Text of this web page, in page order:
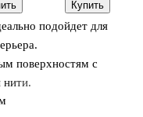
подойдет для
поверхностям с
нити.
глиттер, микс
размеров и
Купить